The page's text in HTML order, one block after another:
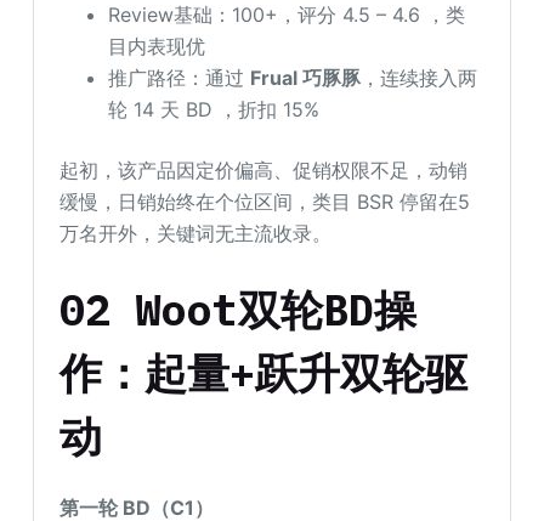
Review基础：100+，评分 4.5 – 4.6 ，类
目内表现优
推广路径：通过 Frual 巧豚豚 ，连续接入两
轮 14 天 BD ，折扣 15%
起初，该产品因定价偏高、促销权限不足，动销
缓慢，日销始终在个位区间，类目 BSR 停留在5
万名开外，关键词无主流收录。
02 Woot双轮BD操
作：起量+跃升双轮驱
动
第一轮 BD（C1）